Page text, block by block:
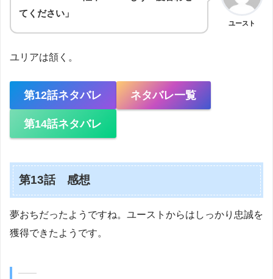
ユースト
てください」
ユリアは頷く。
第12話ネタバレ ネタバレ一覧
第14話ネタバレ
第13話 感想
夢おちだったようですね。ユーストからはしっかり忠誠を
獲得できたようです。